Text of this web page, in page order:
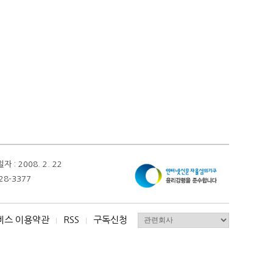
자 : 2008. 2. 22
3377
스 이용약관 I RSS I 구독신청